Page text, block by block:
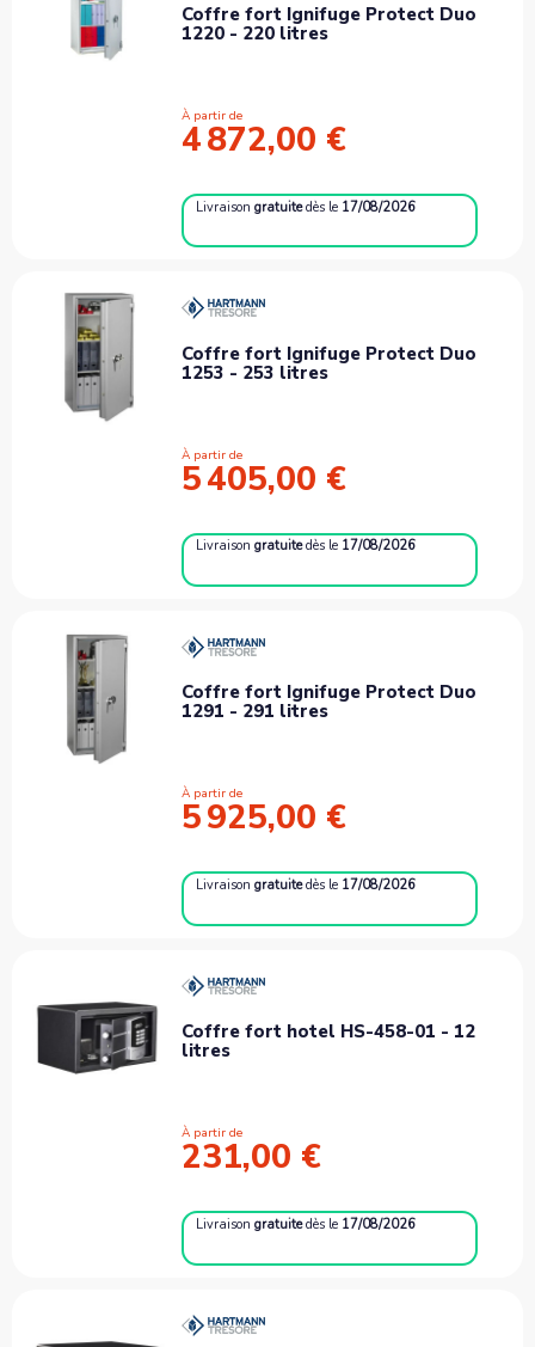
Coffre fort Ignifuge Protect Duo
1220 - 220 litres
À partir de
4 872,00 €
Livraisongratuite dès le 17/08/2026
Coffre fort Ignifuge Protect Duo
1253 - 253 litres
À partir de
5 405,00 €
Livraisongratuite dès le 17/08/2026
Coffre fort Ignifuge Protect Duo
1291 - 291 litres
À partir de
5 925,00 €
Livraisongratuite dès le 17/08/2026
Coffre fort hotel HS-458-01 - 12
litres
À partir de
231,00 €
Livraisongratuite dès le 17/08/2026